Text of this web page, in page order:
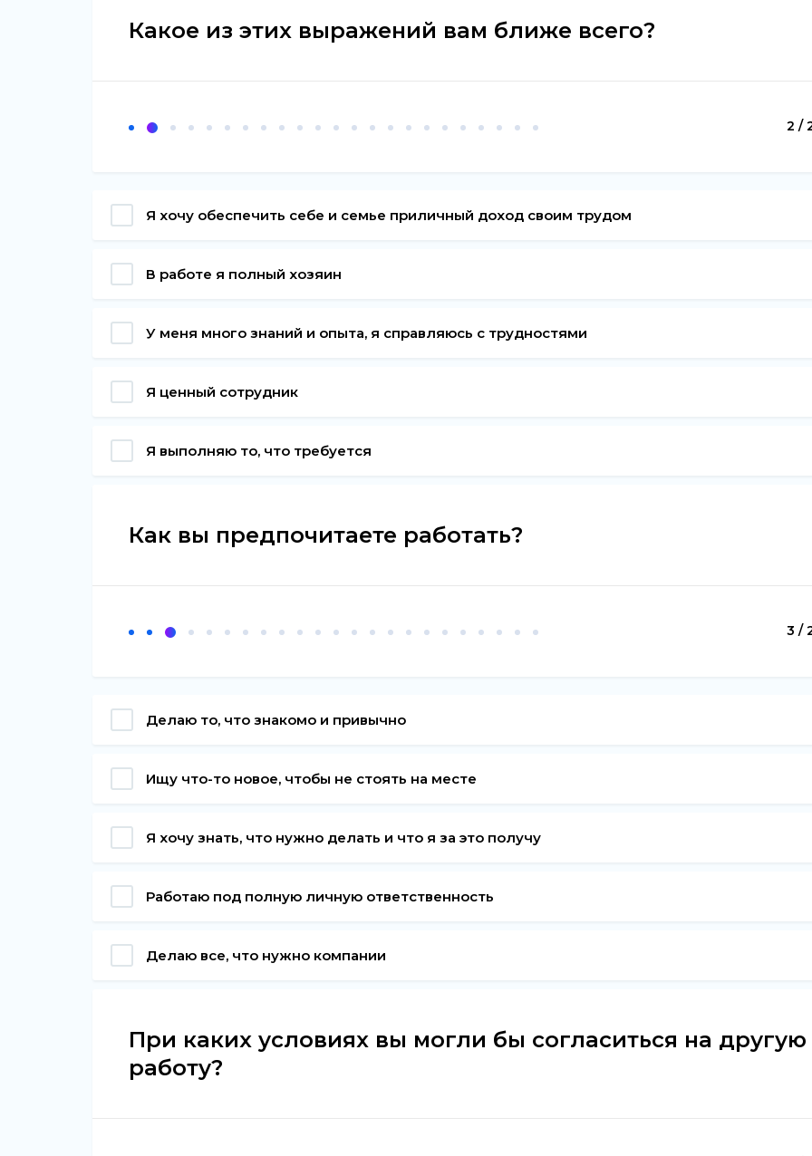
Какое из этих выражений вам ближе всего?
2 /
Я хочу обеспечить себе и семье приличный доход своим трудом
В работе я полный хозяин
У меня много знаний и опыта, я справляюсь с трудностями
Я ценный сотрудник
Я выполняю то, что требуется
Как вы предпочитаете работать?
3 /
Делаю то, что знакомо и привычно
Ищу что-то новое, чтобы не стоять на месте
Я хочу знать, что нужно делать и что я за это получу
Работаю под полную личную ответственность
Делаю все, что нужно компании
При каких условиях вы могли бы согласиться на другую
работу?